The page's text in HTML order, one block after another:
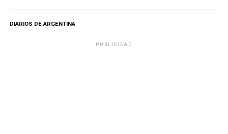
DIARIOS DE ARGENTINA
PUBLICIDAD